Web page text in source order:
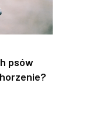
psów